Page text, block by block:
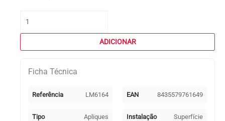
VAS
LED
ADICIONAR
Ficha Técnica
Referência LM6164 EAN 8435579761649
Tipo Apliques Instalação Superfície